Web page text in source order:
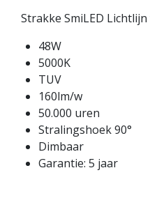
Strakke SmiLED
48W
5000K
TUV
160lm/w
50.000 uren
Stralingshoek 90°
Dimbaar
Garantie: 5 jaar